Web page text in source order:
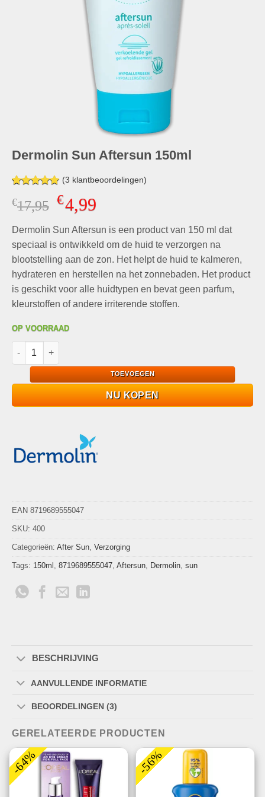
Dermolin Sun Aftersun 150ml
Gewaardeerd
5.00op 5
gebaseerd
waarderingen
(3 klantbeoordelingen)
€17,95 Oorspronkelijke
prijs
was:
€17,95.
€4,99Huidige
is:
€4,99.
Dermolin Sun Aftersun is een product van 150 ml dat
speciaal is ontwikkeld om de huid te verzorgen na
blootstelling aan de zon. Het helpt de huid te kalmeren,
hydrateren en herstellen na het zonnebaden. Het product
is geschikt voor alle huidtypen en bevat geen parfum,
kleurstoffen of andere irriterende stoffen.
OP VOORRAAD
Dermolin Sun Aftersun 150ml aantal
TOEVOEGEN
NU KOPEN
EAN 8719689555047
SKU: 400
Categorieën: After Sun, Verzorging
Tags: 150ml , 8719689555047, Aftersun, Dermolin, sun
BESCHRIJVING
AANVULLENDE INFORMATIE
BEOORDELINGEN (3)
GERELATEERDE PRODUCTEN
-64% -56%